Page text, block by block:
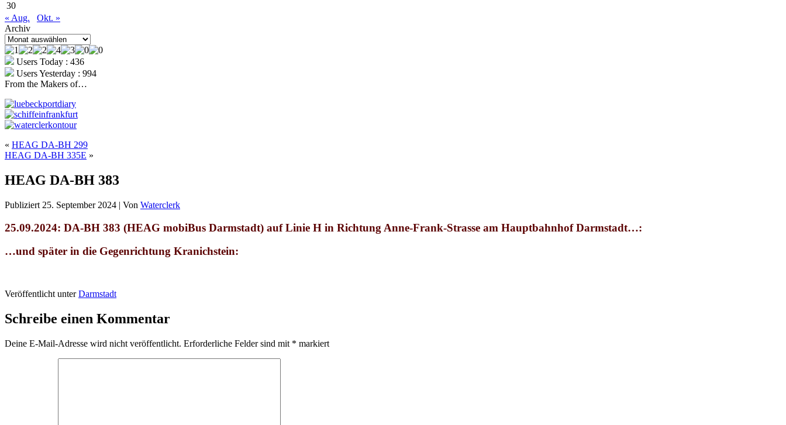
30
« Aug.
Okt. »
Archiv
Archiv
Users Today : 436
Users Yesterday : 994
From the Makers of…
« HEAG DA-BH 299
HEAG DA-BH 335E »
HEAG DA-BH 383
Publiziert 25. September 2024 | Von Waterclerk
25.09.2024: DA-BH 383 (HEAG mobiBus Darmstadt) auf Linie H in Richtung Anne-Frank-Strasse am Hauptbahnhof Darmstadt…:
…und später in die Gegenrichtung Kranichstein:
Veröffentlicht unter Darmstadt
Schreibe einen Kommentar
Deine E-Mail-Adresse wird nicht veröffentlicht. Erforderliche Felder sind mit * markiert